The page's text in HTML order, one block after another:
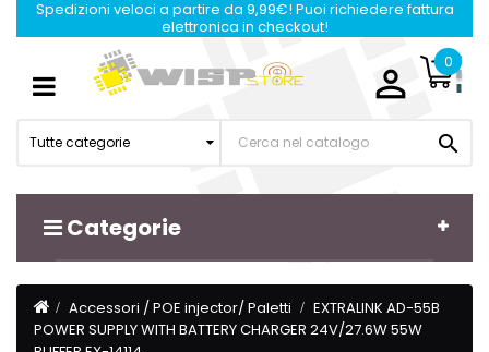
Spedizioni veloci a partire da 9,99€! Puoi richiedere fattura
elettronica in checkout!

0
Tutte categorie 
Categorie
Toggle
Accessori / POE injector/ Paletti
EXTRALINK AD-55B
POWER SUPPLY WITH BATTERY CHARGER 24V/27.6W 55W